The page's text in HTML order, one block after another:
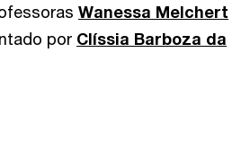
Wanessa Melchert
por Clíssia Barboza da